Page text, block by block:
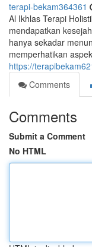
terapi-bekam364361
Al Ikhlas Terapi
mendapatkan
hanya sekadar
memperhatikan
https://
Comments
Comments
Submit a Comment
No HTML